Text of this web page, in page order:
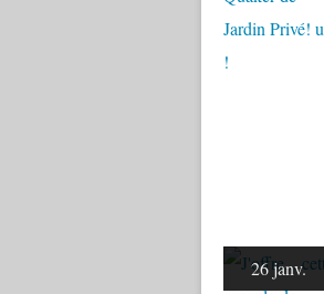
26 janv.